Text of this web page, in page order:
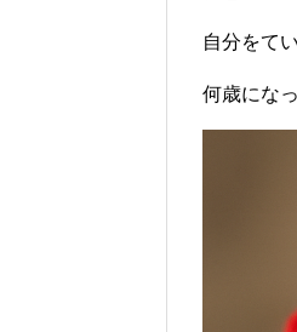
自分をて
何歳にな